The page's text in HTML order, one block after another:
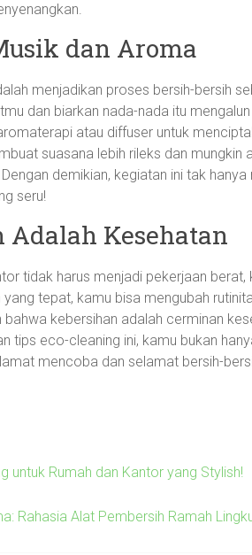
dan Aroma
menjadikan proses bersih-bersih
dan biarkan nada-nada itu
atau diffuser untuk
suasana lebih rileks dan mungkin
demikian, kegiatan ini tak hanya
seru!
Adalah Kesehatan
tidak harus menjadi pekerjaan berat,
tepat, kamu bisa mengubah
kebersihan adalah cerminan
tips eco-cleaning ini, kamu bukan
mencoba dan selamat bersih-
untuk Rumah dan Kantor yang Stylish!
Rahasia Alat Pembersih Ramah